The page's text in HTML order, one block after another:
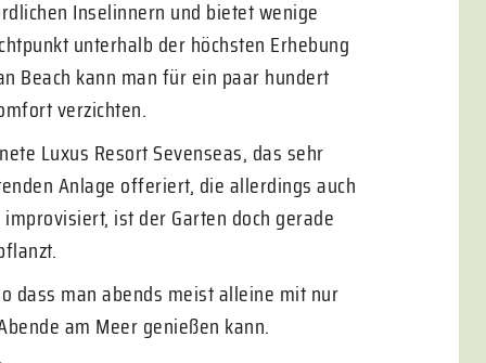
Inselinnern und bietet wenige
unterhalb der höchsten Erhebung
Beach kann man für ein paar hundert
verzichten.
Luxus Resort Sevenseas, das sehr
Anlage offeriert, die allerdings auch
ist der Garten doch gerade
dass man abends meist alleine mit nur
am Meer genießen kann.